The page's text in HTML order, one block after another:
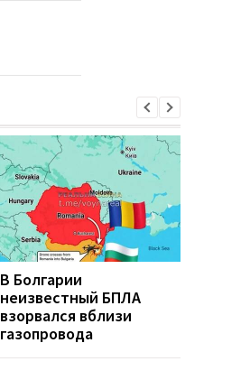
В Болгарии
неизвестный БПЛА
взорвался вблизи
газопровода